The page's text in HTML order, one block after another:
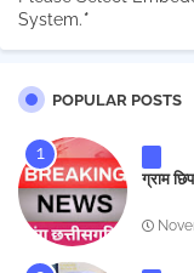
System.*
POPULAR POSTS
ग्राम